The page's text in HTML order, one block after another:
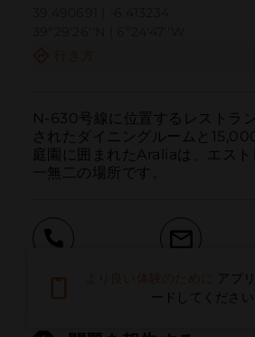
N-630号線に位置するレストラ
されたダイニングルームと
庭園に囲まれたAraliaは、エスト
一無二の場所です。
アプ
ードしてください